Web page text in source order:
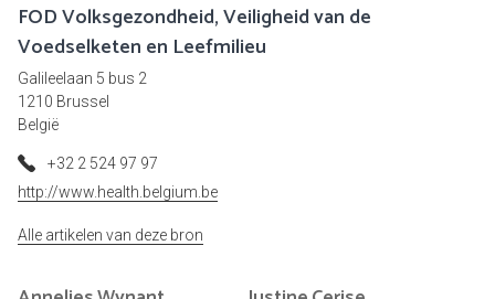
FOD Volksgezondheid, Veiligheid van de
Voedselketen en Leefmilieu
Galileelaan 5 bus 2
1210 Brussel
België
+32 2 524 97 97
http://www.health.belgium.be
Alle artikelen van deze bron